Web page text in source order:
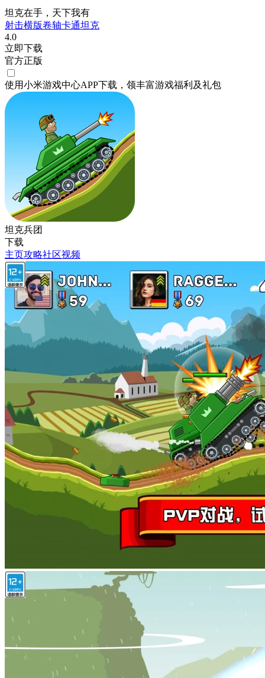
坦克在手，天下我有
射击横版卷轴卡通坦克
4.0
立即下载
官方正版
使用小米游戏中心APP下载 ，领丰富游戏福利 及礼包
坦克兵团
下载
主页攻略社区视频